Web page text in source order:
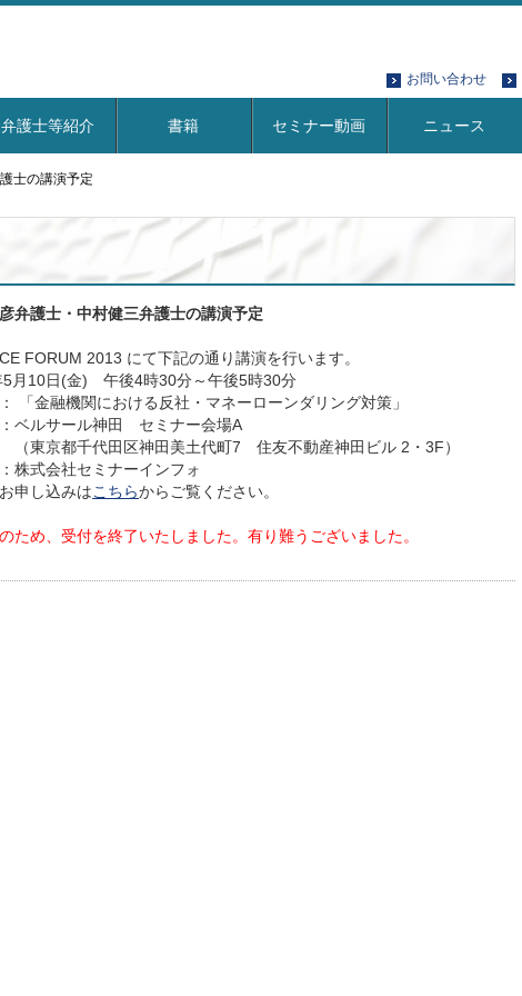
お問い合わせ
弁護士等紹介 書籍 セミナー動画 ニュース
士の講演予定
弁護士・中村健三弁護士の講演予定
FORUM 2013 にて下記の通り講演を行います。
5月10日(金) 午後4時30分～午後5時30分
「金融機関における反社・マネーローンダリング対策」
ベルサール神田 セミナー会場A
都千代田区神田美土代町7 住友不動産神田ビル 2・3F）
株式会社セミナーインフォ
申し込みはこちらからご覧ください。
ため、受付を終了いたしました。有り難うございました。